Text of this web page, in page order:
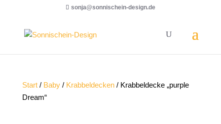
sonja@sonnischein-design.de
Start/ Baby/ Krabbeldecken/ Krabbeldecke „purple
Dream“